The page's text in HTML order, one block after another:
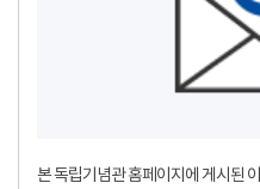
본 독립기념관 홈페이지에 게시된